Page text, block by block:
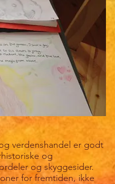
verdenshandel er godt
og
og skyggesider.
for fremtiden, ikke